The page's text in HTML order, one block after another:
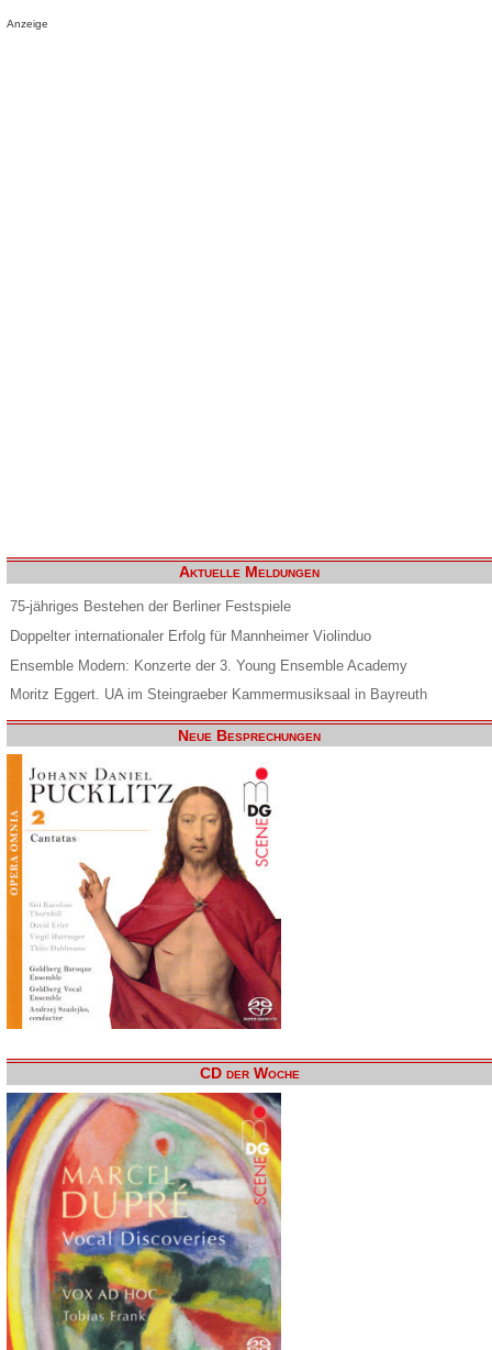
Anzeige
Aktuelle Meldungen
75-jähriges Bestehen der Berliner Festspiele
Doppelter internationaler Erfolg für Mannheimer Violinduo
Ensemble Modern: Konzerte der 3. Young Ensemble Academy
Moritz Eggert. UA im Steingraeber Kammermusiksaal in Bayreuth
Neue Besprechungen
CD der Woche